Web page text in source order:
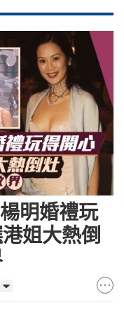
明婚禮玩
姐大熱倒